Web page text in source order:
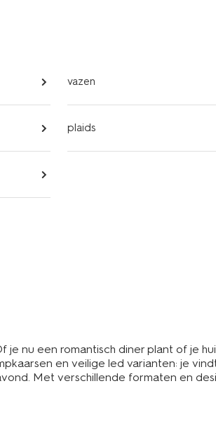
vazen
plaids
nu een romantisch diner plant of je
en veilige led varianten: je
Met verschillende formaten en